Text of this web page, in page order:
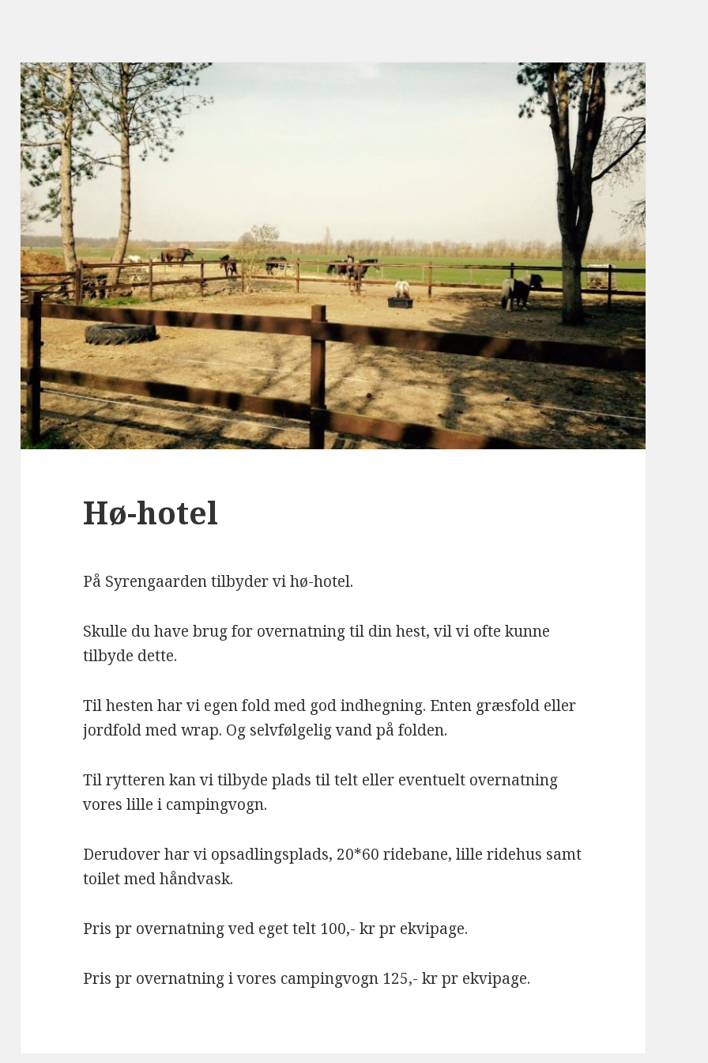
Hø-hotel
På Syrengaarden tilbyder vi hø-hotel.
Skulle du have brug for overnatning til din hest, vil vi ofte kunne
tilbyde dette.
Til hesten har vi egen fold med god indhegning. Enten græsfold eller
jordfold med wrap. Og selvfølgelig vand på folden.
Til rytteren kan vi tilbyde plads til telt eller eventuelt overnatning
vores lille i campingvogn.
Derudover har vi opsadlingsplads, 20*60 ridebane, lille ridehus samt
toilet med håndvask.
Pris pr overnatning ved eget telt 100,- kr pr ekvipage.
Pris pr overnatning i vores campingvogn 125,- kr pr ekvipage.